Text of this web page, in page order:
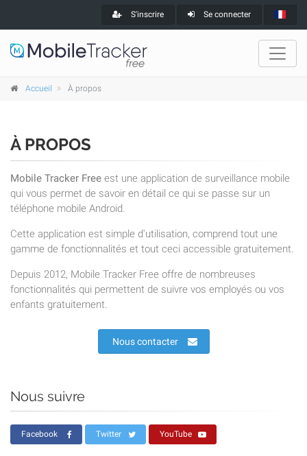
S'inscrire Se connecter
Accueil À propos
À PROPOS
Mobile Tracker Free est une application de surveillance mobile
qui vous permet de savoir en détail ce qui se passe sur un
téléphone mobile Android.
Cette application est simple d'utilisation, comprend tout une
gamme de fonctionnalités et tout ceci accessible gratuitement.
Depuis 2012, Mobile Tracker Free offre de nombreuses
fonctionnalités qui permettent de suivre vos employés ou vos
enfants gratuitement.
Nous contacter
Nous suivre
Facebook Twitter YouTube